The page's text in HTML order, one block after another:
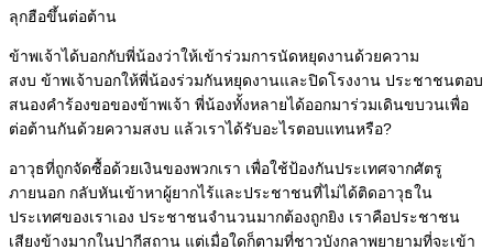
ลุกฮือขึ้นต่อต้าน
ข้าพเจ้าได้บอกกับพี่น้องว่าให้เข้าร่วมการนัดหยุดงานด้วยความ
สงบ ข้าพเจ้าบอกให้พี่น้องร่วมกันหยุดงานและปิดโรงงาน ประชาชนตอบ
สนองคำร้องขอของข้าพเจ้า พี่น้องทั้งหลายได้ออกมาร่วมเดินขบวนเพื่อ
ต่อต้านกันด้วยความสงบ แล้วเราได้รับอะไรตอบแทนหรือ?
อาวุธที่ถูกจัดซื้อด้วยเงินของพวกเรา เพื่อใช้ป้องกันประเทศจากศัตรู
ภายนอก กลับหันเข้าหาผู้ยากไร้และประชาชนที่ไม่ได้ติดอาวุธใน
ประเทศของเราเอง ประชาชนจำนวนมากต้องถูกยิง เราคือประชาชน
เสียงข้างมากในปากีสถาน แต่เมื่อใดก็ตามที่ชาวบังกลาพยายามที่จะเข้า